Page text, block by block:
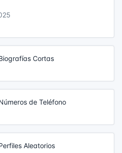
Cortas
de Teléfono
Aleatorios